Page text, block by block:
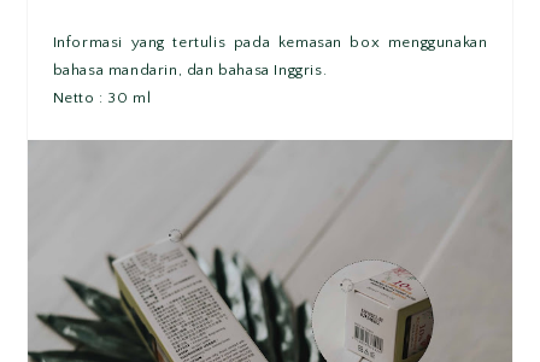
Informasi yang tertulis pada kemasan box menggunakan
bahasa mandarin, dan bahasa Inggris.
Netto : 30 ml